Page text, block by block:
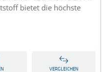
bietet die höchste
VERGLEICHEN